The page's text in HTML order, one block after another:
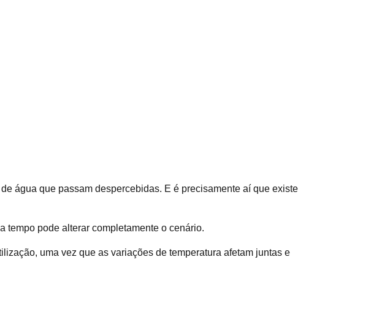
água que passam despercebidas. E é precisamente aí que existe
tempo pode alterar completamente o cenário.
uma vez que as variações de temperatura afetam juntas e